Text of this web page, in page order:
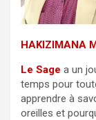
HAKIZIMANA
Le Sage a un
temps pour
apprendre à
oreilles et